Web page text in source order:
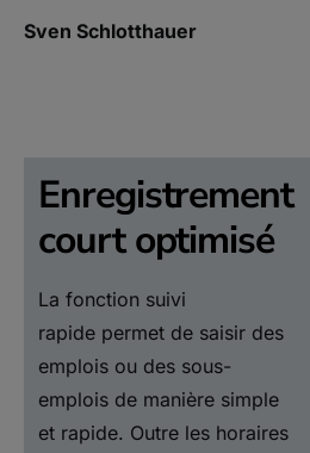
Sven Schlotthauer
Enregistrement
court optimisé
La fonction suivi
rapide permet de saisir des
emplois ou des sous-
emplois de manière simple
et rapide. Outre les horaires